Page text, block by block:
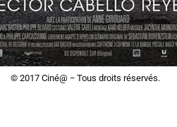
© 2017 Ciné@ − Tous droits réservés.